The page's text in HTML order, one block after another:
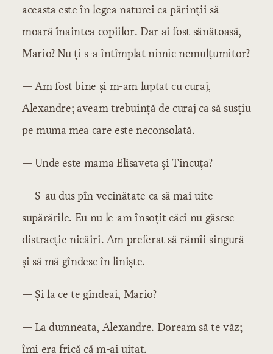
aceasta este în legea naturei ca părinții să
moară înaintea copiilor. Dar ai fost sănătoasă,
Mario? Nu ți s-a întîmplat nimic nemulțumitor?
— Am fost bine și m-am luptat cu curaj,
Alexandre; aveam trebuință de curaj ca să susțiu
pe muma mea care este neconsolată.
— Unde este mama Elisaveta și Tincuța?
— S-au dus pîn vecinătate ca să mai uite
supărările. Eu nu le-am însoțit căci nu găsesc
distracție nicăiri. Am preferat să rămîi singură
și să mă gîndesc în liniște.
— Și la ce te gîndeai, Mario?
— La dumneata, Alexandre. Doream să te văz;
îmi era frică că m-ai uitat.